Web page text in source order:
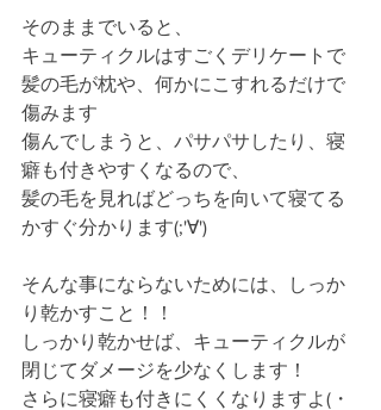
そのままでいると、
キューティクルはすごくデリケートで
髪の毛が枕や、何かにこすれるだけで
傷みます
傷んでしまうと、パサパサしたり、寝
癖も付きやすくなるので、
髪の毛を見ればどっちを向いて寝てる
かすぐ分かります(;'∀')
そんな事にならないためには、しっか
り乾かすこと！！
しっかり乾かせば、キューティクルが
閉じてダメージを少なくします！
さらに寝癖も付きにくくなりますよ(・